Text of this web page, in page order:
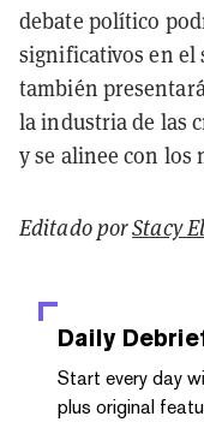
debate político
significativos en el
también
la industria de las
y se alinee con los
Editado porStacy
Daily
Start every day
plus original